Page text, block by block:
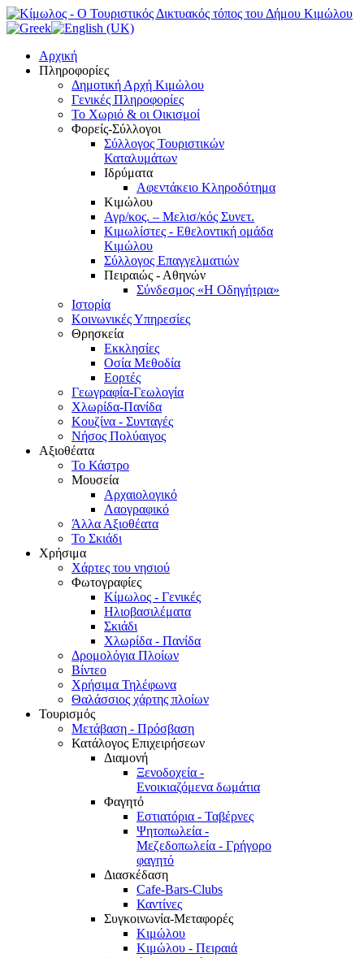
Αρχική
Πληροφορίες
Δημοτική Αρχή Κιμώλου
Γενικές Πληροφορίες
Το Xωριό & οι Οικισμοί
Φορείς-Σύλλογοι
Σύλλογος Τουριστικών
Καταλυμάτων
Ιδρύματα
Αφεντάκειο Κληροδότημα
Κιμώλου
Αγρ/κος. – Μελισ/κός Συνετ.
Κιμωλίστες - Εθελοντική ομάδα
Κιμώλου
Σύλλογος Επαγγελματιών
Πειραιώς - Αθηνών
Σύνδεσμος «Η Οδηγήτρια»
Ιστορία
Κοινωνικές Υπηρεσίες
Θρησκεία
Εκκλησίες
Οσία Μεθοδία
Εορτές
Γεωγραφία-Γεωλογία
Χλωρίδα-Πανίδα
Κουζίνα - Συνταγές
Νήσος Πολύαιγος
Αξιοθέατα
Το Κάστρο
Μουσεία
Αρχαιολογικό
Λαογραφικό
Άλλα Αξιοθέατα
Το Σκιάδι
Χρήσιμα
Χάρτες του νησιού
Φωτογραφίες
Κίμωλος - Γενικές
Ηλιοβασιλέματα
Σκιάδι
Χλωρίδα - Πανίδα
Δρομολόγια Πλοίων
Βίντεο
Χρήσιμα Τηλέφωνα
Θαλάσσιος χάρτης πλοίων
Τουρισμός
Μετάβαση - Πρόσβαση
Κατάλογος Επιχειρήσεων
Διαμονή
Ξενοδοχεία -
Ενοικιαζόμενα δωμάτια
Φαγητό
Εστιατόρια - Ταβέρνες
Ψητοπωλεία -
Μεζεδοπωλεία - Γρήγορο
φαγητό
Διασκέδαση
Cafe-Bars-Clubs
Καντίνες
Συγκοινωνία-Μεταφορές
Κιμώλου
Κιμώλου - Πειραιά